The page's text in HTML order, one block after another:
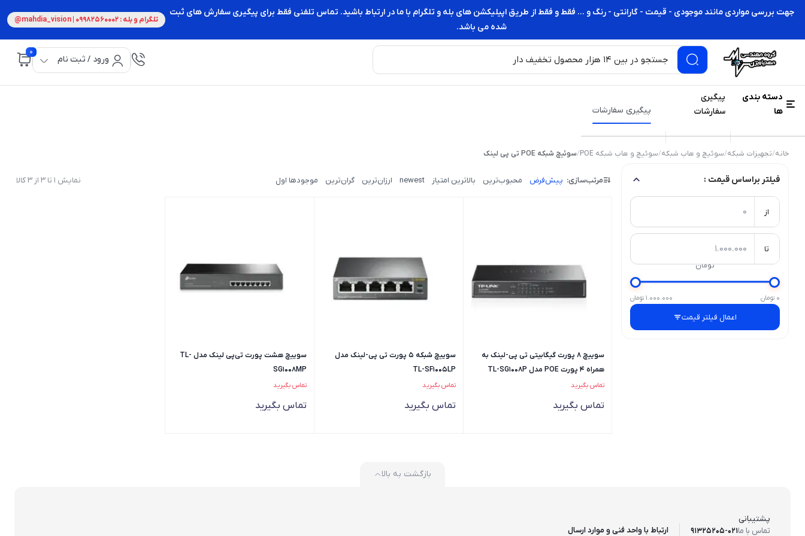
جهت بررسی مواردی مانند موجودی - قیمت - گارانتی - رنگ و ... فقط و فقط از طریق اپیلیکشن های بله و تلگرام با ما در ارتباط باشید. تماس تلفنی فقط برای پیگیری سفارش های ثبت
شده می باشد.
تلگرام و بله : 09982560002 | mahdia_vision@
ورود / ثبت نام
0
دسته بندی
ها
پیگیری
سفارشات
پیگیری سفارشات
خانه/تجهیزات شبکه/سوئیچ و هاب شبکه/سوئیچ و هاب شبکه POE /سوئیچ شبکه POE تی پی لینک
فیلتر براساس قیمت :
از
تا
تومان
0 تومان 1.000.000 تومان
اعمال فیلتر قیمت
مرتب‌سازی: پیش‌فرض محبوب‌ترین بالاترین امتیاز newest ارزان‌ترین گران‌ترین موجودها اول نمایش 1 تا 3 از 3 کالا
سوییچ 8 پورت گیگابیتی تی پی-لینک به
همراه 4 پورت POE مدل TL-SG1008P
تماس بگیرید
تماس بگیرید
سوییچ شبکه 5 پورت تی پی-لینک مدل
TL-SF1005LP
تماس بگیرید
تماس بگیرید
سوییچ هشت پورت تی‌پی لینک مدل TL-
SG1008MP
تماس بگیرید
تماس بگیرید
پشتیبانی
تماس با ما91325205-021 ارتباط با واحد فنی و موارد ارسال
بازگشت به بالا